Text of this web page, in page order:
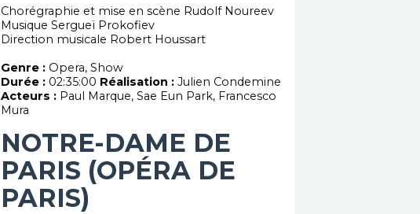
Chorégraphie et mise en scène Rudolf Noureev
Musique Sergueï Prokofiev
Direction musicale Robert Houssart
Genre : Opera, Show
Durée : 02:35:00 Réalisation : Julien Condemine
Acteurs : Paul Marque, Sae Eun Park, Francesco
Mura
NOTRE-DAME DE
PARIS (OPÉRA DE
PARIS)